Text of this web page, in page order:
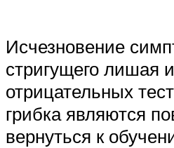
Исчезновение
стригущего лишая
отрицательных
грибка являются
вернуться к